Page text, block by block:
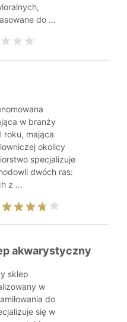
do ...
w branży
roku, mająca
okolicy
specjalizuje
dwóch ras:
z ...
akwarystyczny
sklep
w
do
się w